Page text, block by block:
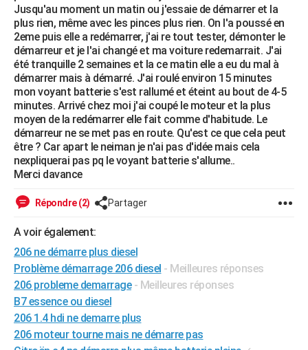
BONS PLANS
CARTE DE VOEUX
Carte de Noël
Carte Bonne année
Carte Saint-Valentin
Carte Pâques
Carte d'anniversaire
DICTIONNAIRE
Dictionnaire
Biographies
Citations
Expressions
Proverbes
PROGRAMME TV
COPAINS D'AVANT
S'inscrire
Se connecter
Lycées
Collèges
Primaires
Universités
Entreprises
Service militaire
Avis de recherche
AVIS DE DÉCÈS
FORUM
Bricolage
Lifestyle
Culture
Sport
Auto
Television
Voyage
Cinema
Jusqu'au moment un matin ou j'essaie de démarrer et la
plus rien, même avec les pinces plus rien. On l'a poussé en
2eme puis elle a redémarrer, j'ai re tout tester, démonter le
démarreur et je l'ai changé et ma voiture redemarrait. J'ai
été tranquille 2 semaines et la ce matin elle a eu du mal à
démarrer mais à démarré. J'ai roulé environ 15 minutes
mon voyant batterie s'est rallumé et éteint au bout de 4-5
minutes. Arrivé chez moi j'ai coupé le moteur et la plus
moyen de la redémarrer elle fait comme d'habitude. Le
démarreur ne se met pas en route. Qu'est ce que cela peut
être ? Car apart le neiman je n'ai pas d'idée mais cela
nexpliquerai pas pq le voyant batterie s'allume..
Merci davance
Répondre (2) Partager
A voir également:
206 ne démarre plus diesel
Problème démarrage 206 diesel - Meilleures réponses
206 probleme demarrage - Meilleures réponses
B7 essence ou diesel
206 1.4 hdi ne demarre plus
206 moteur tourne mais ne démarre pas